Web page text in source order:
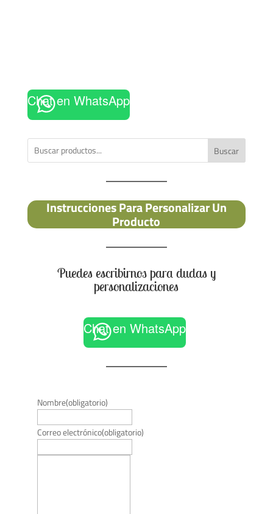
Chat en WhatsApp
Buscar
Instrucciones Para Personalizar Un
Producto
Puedes escribirnos para dudas y
personalizaciones
Chat en WhatsApp
Nombre(obligatorio)
Correo electrónico(obligatorio)